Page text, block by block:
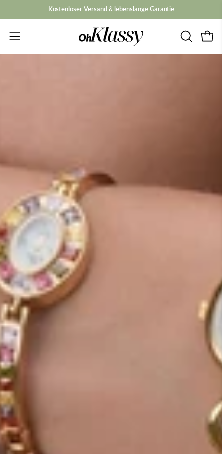
Inhalt
springen
Kostenloser Versand & lebenslange Garantie
Navigationsmenü
öffnen
ÖFFNEN